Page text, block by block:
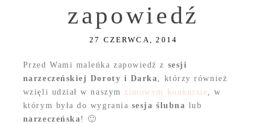
zapowiedź
27 CZERWCA, 2014
Przed Wami maleńka zapowiedź z sesji
narzeczeńskiej Doroty i Darka
, którzy również
wzięli udział w naszym zimowym konkursie , w
którym była do wygrania sesja ślubna lub
narzeczeńska ! 🙂